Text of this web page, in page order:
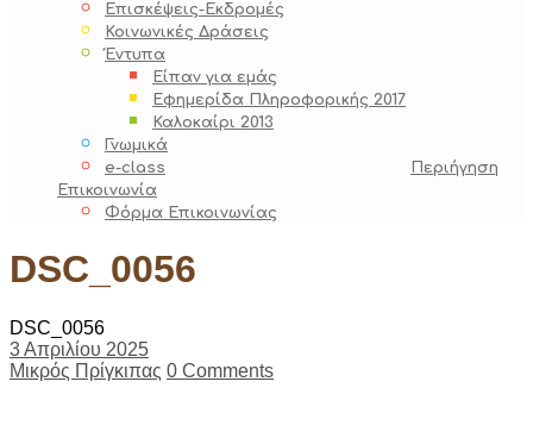
Επισκέψεις-Εκδρομές
Κοινωνικές Δράσεις
Έντυπα
Είπαν για εμάς
Εφημερίδα Πληροφορικής 2017
Καλοκαίρι 2013
Γνωμικά
e-class
Περιήγηση
Επικοινωνία
Φόρμα Επικοινωνίας
DSC_0056
DSC_0056
3 Απριλίου 2025
Μικρός Πρίγκιπας 0 Comments